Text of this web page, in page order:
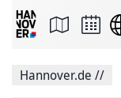
Seite
Facebook
Hannover.de //